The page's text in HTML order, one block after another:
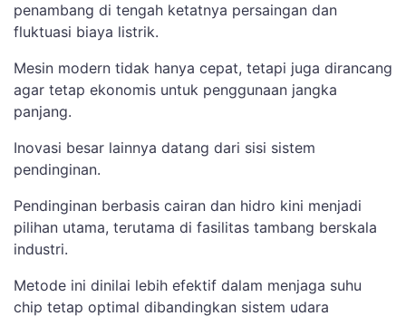
penambang di tengah ketatnya persaingan dan
fluktuasi biaya listrik.
Mesin modern tidak hanya cepat, tetapi juga dirancang
agar tetap ekonomis untuk penggunaan jangka
panjang.
Inovasi besar lainnya datang dari sisi sistem
pendinginan.
Pendinginan berbasis cairan dan hidro kini menjadi
pilihan utama, terutama di fasilitas tambang berskala
industri.
Metode ini dinilai lebih efektif dalam menjaga suhu
chip tetap optimal dibandingkan sistem udara